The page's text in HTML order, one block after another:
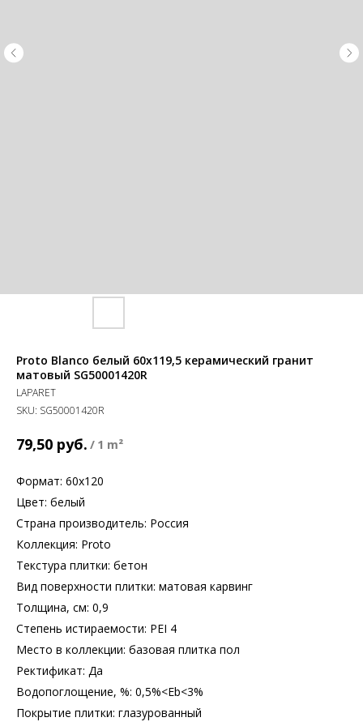
Proto Blanco белый 60x119,5 керамический гранит
матовый SG50001420R
LAPARET
SKU: SG50001420R
79,50 руб. / 1 m²
Формат: 60х120
Цвет: белый
Страна производитель: Россия
Коллекция: Proto
Текстура плитки: бетон
Вид поверхности плитки: матовая карвинг
Толщина, см: 0,9
Степень истираемости: PEI 4
Место в коллекции: базовая плитка пол
Ректификат: Да
Водопоглощение, %: 0,5%<Eb<3%
Покрытие плитки: глазурованный